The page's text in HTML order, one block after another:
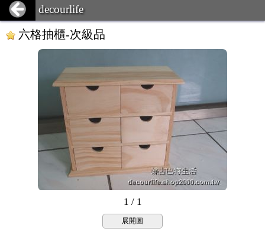
decourlife
六格抽櫃-次級品
1 / 1
展開圖